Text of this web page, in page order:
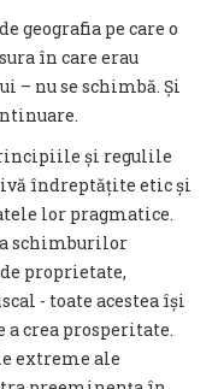
geografia pe care o
în care erau
– nu se schimbă. Și
și regulile
îndreptățite etic și
lor pragmatice.
schimburilor
proprietate,
- toate acestea își
a crea prosperitate.
extreme ale